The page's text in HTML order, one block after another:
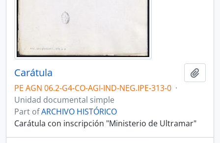
Carátula
PE AGN 06.2-G4-CO-AGI-IND-NEG.IPE-313-0 ·
Unidad documental simple
Part ofARCHIVO HISTÓRICO
Carátula con inscripción "Ministerio de Ultramar"